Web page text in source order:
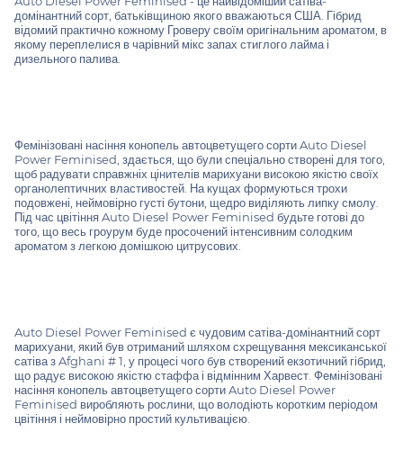
домінантний сорт, батьківщиною якого вважаються США. Гібрид
відомий практично кожному Гроверу своїм оригінальним ароматом, в
якому переплелися в чарівний мікс запах стиглого лайма і
дизельного палива.
Фемінізовані насіння конопель автоцветущего сорти Auto Diesel
Power Feminised, здається, що були спеціально створені для того,
щоб радувати справжніх цінителів марихуани високою якістю своїх
органолептичних властивостей. На кущах формуються трохи
подовжені, неймовірно густі бутони, щедро виділяють липку смолу.
Під час цвітіння Auto Diesel Power Feminised будьте готові до
того, що весь гроурум буде просочений інтенсивним солодким
ароматом з легкою домішкою цитрусових.
Auto Diesel Power Feminised є чудовим сатіва-домінантний сорт
марихуани, який був отриманий шляхом схрещування мексиканської
сатіва з Afghani # 1, у процесі чого був створений екзотичний гібрид,
що радує високою якістю стаффа і відмінним Харвест. Фемінізовані
насіння конопель автоцветущего сорти Auto Diesel Power
Feminised виробляють рослини, що володіють коротким періодом
цвітіння і неймовірно простий культивацією.